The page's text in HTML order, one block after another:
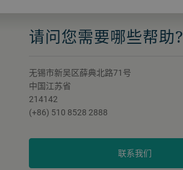
请问您需要哪些帮助?
无锡市新吴区薛典北路71号
中国江苏省
214142
(+86) 510 8528 2888
联系我们